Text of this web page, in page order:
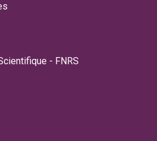
- FNRS